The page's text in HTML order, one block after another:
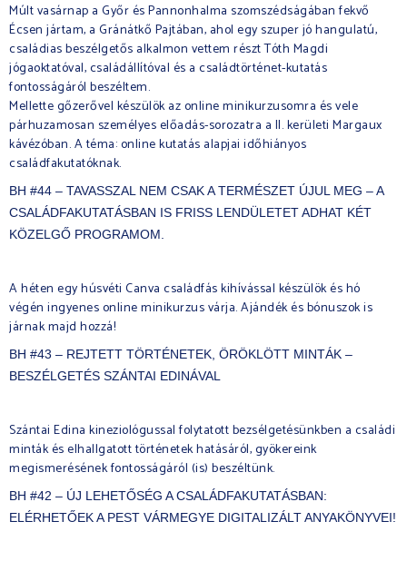
Múlt vasárnap a Győr és Pannonhalma szomszédságában fekvő
Écsen jártam, a Gránátkő Pajtában, ahol egy szuper jó hangulatú,
családias beszélgetős alkalmon vettem részt Tóth Magdi
jógaoktatóval, családállítóval és a családtörténet-kutatás
fontosságáról beszéltem.
Mellette gőzerővel készülök az online minikurzusomra és vele
párhuzamosan személyes előadás-sorozatra a II. kerületi Margaux
kávézóban. A téma: online kutatás alapjai időhiányos
családfakutatóknak.
BH #44 – TAVASSZAL NEM CSAK A TERMÉSZET ÚJUL MEG – A
CSALÁDFAKUTATÁSBAN IS FRISS LENDÜLETET ADHAT KÉT
KÖZELGŐ PROGRAMOM.
A héten egy húsvéti Canva családfás kihívással készülök és hó
végén ingyenes online minikurzus várja. Ajándék és bónuszok is
járnak majd hozzá!
BH #43 – REJTETT TÖRTÉNETEK, ÖRÖKLÖTT MINTÁK –
BESZÉLGETÉS SZÁNTAI EDINÁVAL
Szántai Edina kineziológussal folytatott bezsélgetésünkben a családi
minták és elhallgatott történetek hatásáról, gyökereink
megismerésének fontosságáról (is) beszéltünk.
BH #42 – ÚJ LEHETŐSÉG A CSALÁDFAKUTATÁSBAN:
ELÉRHETŐEK A PEST VÁRMEGYE DIGITALIZÁLT ANYAKÖNYVEI!